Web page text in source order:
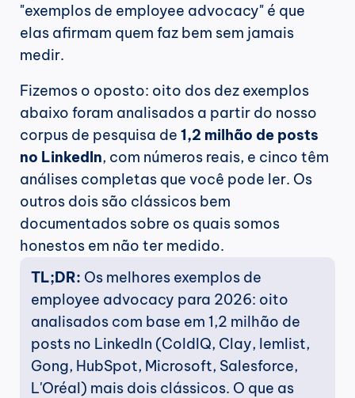
"exemplos de employee advocacy" é que
elas afirmam quem faz bem sem jamais
medir.
Fizemos o oposto: oito dos dez exemplos
abaixo foram analisados a partir do nosso
corpus de pesquisa de 1,2 milhão de posts
no LinkedIn, com números reais, e cinco têm
análises completas que você pode ler. Os
outros dois são clássicos bem
documentados sobre os quais somos
honestos em não ter medido.
TL;DR: Os melhores exemplos de
employee advocacy para 2026: oito
analisados com base em 1,2 milhão de
posts no LinkedIn (ColdIQ, Clay, lemlist,
Gong, HubSpot, Microsoft, Salesforce,
L'Oréal) mais dois clássicos. O que as